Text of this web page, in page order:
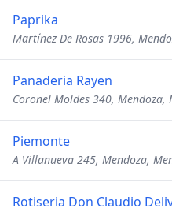
Paprika
Martínez De Rosas 1996,
Panaderia Rayen
Coronel Moldes 340, Mendoza,
Piemonte
A Villanueva 245, Mendoza,
Rotiseria Don Claudio